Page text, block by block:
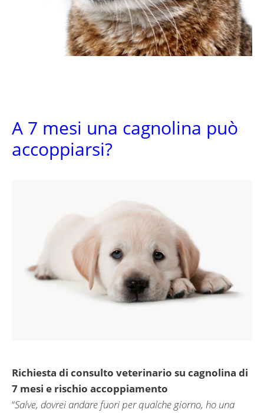
A 7 mesi una cagnolina può
accoppiarsi?
Richiesta di consulto veterinario su cagnolina di
7 mesi e rischio accoppiamento
“Salve, dovrei andare fuori per qualche giorno, ho una